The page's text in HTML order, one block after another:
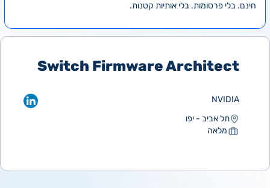
חינם. בלי פרסומות. בלי אותיות קטנות.
Switch Firmware Architect
NVIDIA
תל אביב - יפו
מלאה